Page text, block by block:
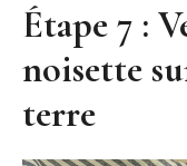
Étape 7 :
noisette
terre